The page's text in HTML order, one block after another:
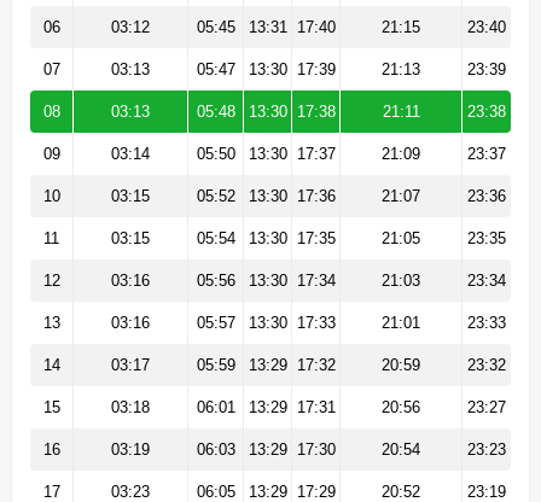
06 03:12 05:45 13:31 17:40 21:15 23:40
07 03:13 05:47 13:30 17:39 21:13 23:39
08 03:13 05:48 13:30 17:38 21:11 23:38
09 03:14 05:50 13:30 17:37 21:09 23:37
10 03:15 05:52 13:30 17:36 21:07 23:36
11 03:15 05:54 13:30 17:35 21:05 23:35
12 03:16 05:56 13:30 17:34 21:03 23:34
13 03:16 05:57 13:30 17:33 21:01 23:33
14 03:17 05:59 13:29 17:32 20:59 23:32
15 03:18 06:01 13:29 17:31 20:56 23:27
16 03:19 06:03 13:29 17:30 20:54 23:23
17 03:23 06:05 13:29 17:29 20:52 23:19